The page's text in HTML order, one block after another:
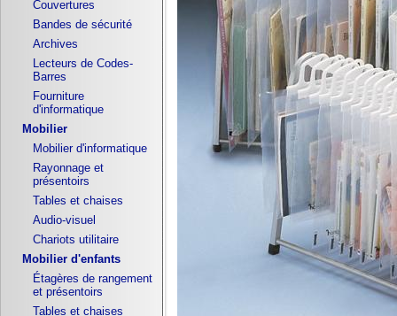
Couvertures
Bandes de sécurité
Archives
Lecteurs de Codes-
Barres
Fourniture
d'informatique
Mobilier
Mobilier d'informatique
Rayonnage et
présentoirs
Tables et chaises
Audio-visuel
Chariots utilitaire
Mobilier d'enfants
Étagères de rangement
et présentoirs
Tables et chaises